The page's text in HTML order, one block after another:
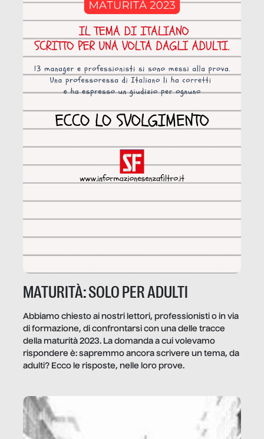
MATURITÀ: SOLO PER ADULTI
Abbiamo chiesto ai nostri lettori, professionisti o in via
di formazione, di confrontarsi con una delle tracce
della maturità 2023. La domanda a cui volevamo
rispondere è: sapremmo ancora scrivere un tema, da
adulti? Ecco le risposte, nelle loro prove.